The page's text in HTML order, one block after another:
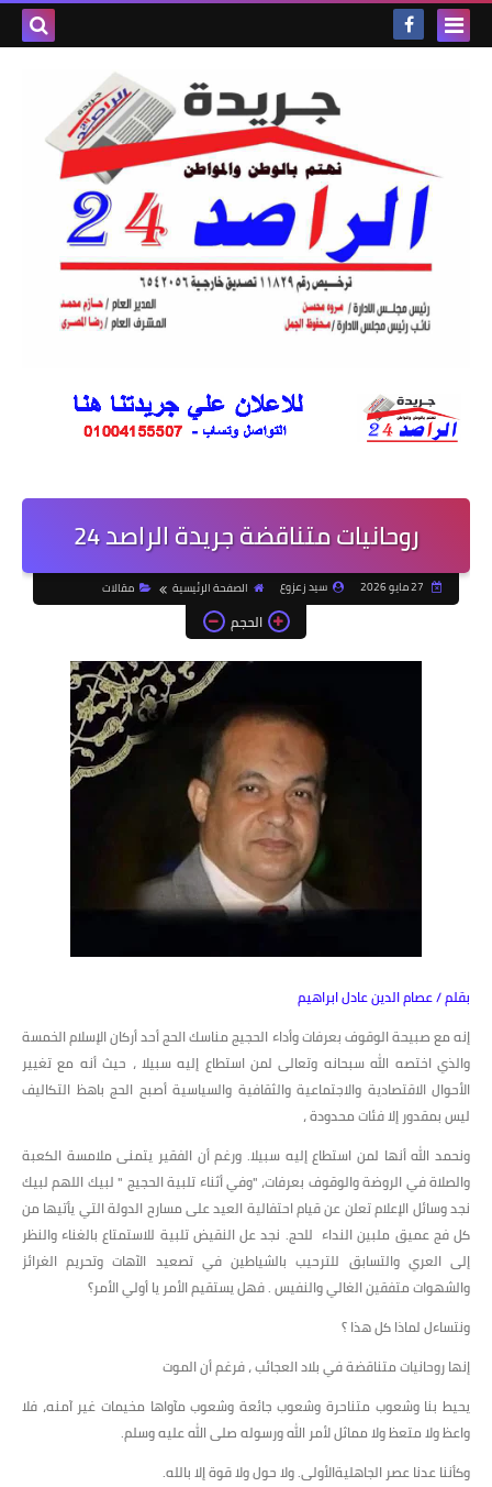
روحانيات متناقضة جريدة الراصد 24
سيد زعزوع الصفحة الرئيسية مقالات
الحجم
بقلم / عصام الدين عادل ابراهيم
إنه مع صبيحة الوقوف بعرفات وأداء الحجيج مناسك الحج أحد أركان الإسلام الخمسة
والذي اختصه الله سبحانه وتعالى لمن استطاع إليه سبيلا ، حيث أنه مع تغيير
الأحوال الاقتصادية والاجتماعية والثقافية والسياسية أصبح الحج باهظ التكاليف
ليس بمقدور إلا فئات محدودة ،
ونحمد الله أنها لمن استطاع إليه سبيلا. ورغم أن الفقير يتمنى ملامسة الكعبة
والصلاة في الروضة والوقوف بعرفات، "وفي أثناء تلبية الحجيج " لبيك اللهم لبيك
نجد وسائل الإعلام تعلن عن قيام احتفالية العيد على مسارح الدولة التي يأتيها من
كل فج عميق ملبين النداء للحج. نجد عل النقيض تلبية للاستمتاع بالغناء والنظر
إلى العري والتسابق للترحيب بالشياطين في تصعيد الآهات وتحريم الغرائز
والشهوات متفقين الغالي والنفيس . فهل يستقيم الأمر يا أولي الأمر؟
ونتساءل لماذا كل هذا ؟
إنها روحانيات متناقضة في بلاد العجائب ، فرغم أن الموت
يحيط بنا وشعوب متناحرة وشعوب جائعة وشعوب مآواها مخيمات غير آمنه، فلا
واعظ ولا متعظ ولا مماثل لأمر الله ورسوله صلى الله عليه وسلم.
وكأننا عدنا عصر الجاهليةالأولى. ولا حول ولا قوة إلا بالله.